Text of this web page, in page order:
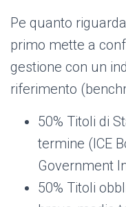
Pe quanto
primo mette a
gestione con un
riferimento
50% Titoli di
termine (ICE
Government
50% Titoli